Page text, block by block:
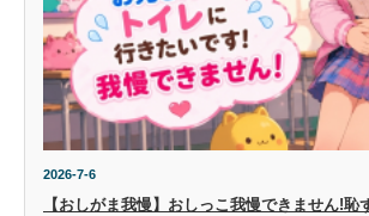
2026-7-6
【おしがま我慢】おしっこ我慢できません!恥